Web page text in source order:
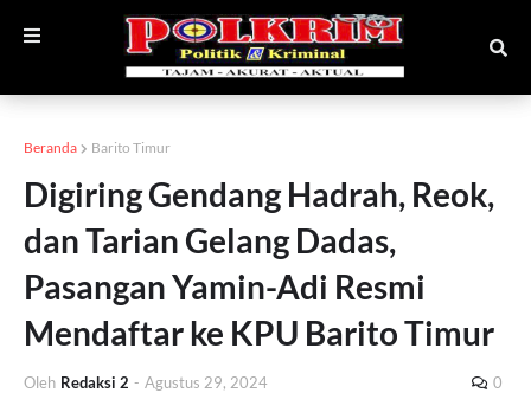
Beranda Barito Timur
Digiring Gendang Hadrah, Reok,
dan Tarian Gelang Dadas,
Pasangan Yamin-Adi Resmi
Mendaftar ke KPU Barito Timur
Oleh Redaksi 2 - Agustus 29, 2024 0